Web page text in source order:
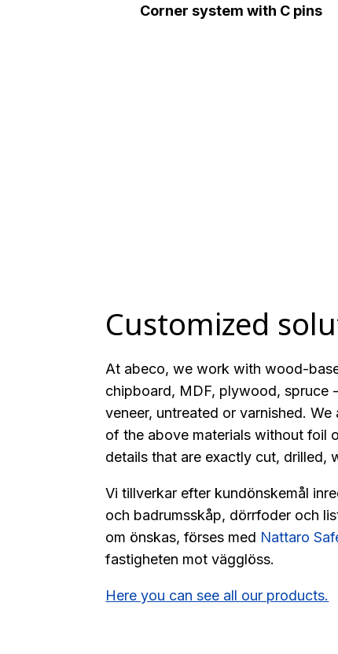
Corner system with C pins
Customized
At abeco, we work with wood-
chipboard, MDF, plywood, spruce
veneer, untreated or varnished.
of the above materials without foil
details that are exactly cut, drilled,
Vi tillverkar efter kundönskemål
och badrumsskåp, dörrfoder och
om önskas, förses med Nattaro
fastigheten mot vägglöss.
Here you can see all our products.